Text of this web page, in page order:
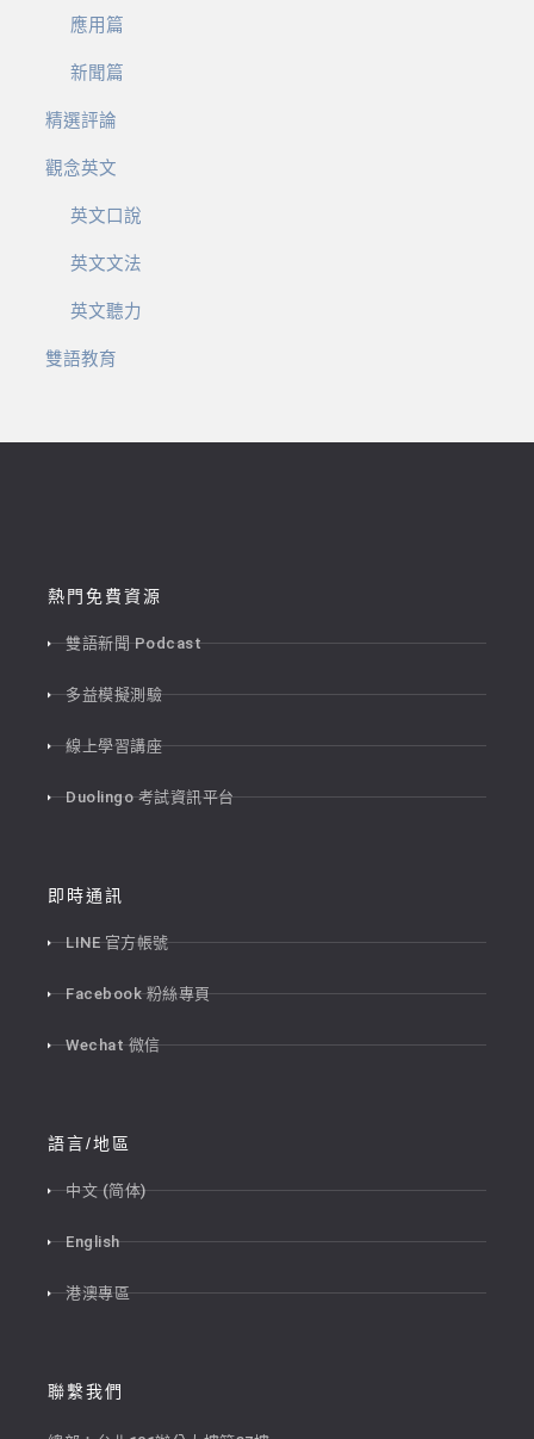
應用篇
新聞篇
精選評論
觀念英文
英文口說
英文文法
英文聽力
雙語教育
熱門免費資源
雙語新聞 Podcast
多益模擬測驗
線上學習講座
Duolingo 考試資訊平台
即時通訊
LINE 官方帳號
Facebook 粉絲專頁
Wechat 微信
語言/地區
中文 (简体)
English
港澳專區
聯繫我們